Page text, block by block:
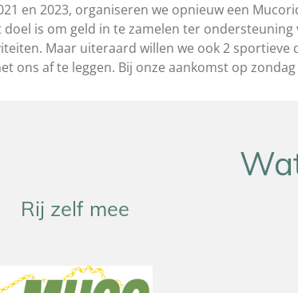
en 2023, organiseren we opnieuw een
doel is om geld in te zamelen ter
Maar uiteraard willen we ook 2
ons af te leggen. Bij onze aankomst op
Rij zelf mee